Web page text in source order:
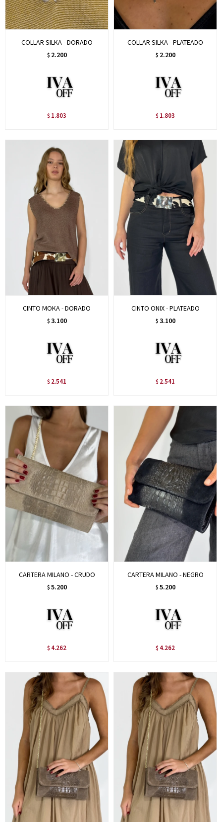
COLLAR SILKA - DORADO
$ 2.200
$ 1.803
COLLAR SILKA - PLATEADO
$ 2.200
$ 1.803
CINTO MOKA - DORADO
$ 3.100
$ 2.541
CINTO ONIX - PLATEADO
$ 3.100
$ 2.541
CARTERA MILANO - CRUDO
$ 5.200
$ 4.262
CARTERA MILANO - NEGRO
$ 5.200
$ 4.262